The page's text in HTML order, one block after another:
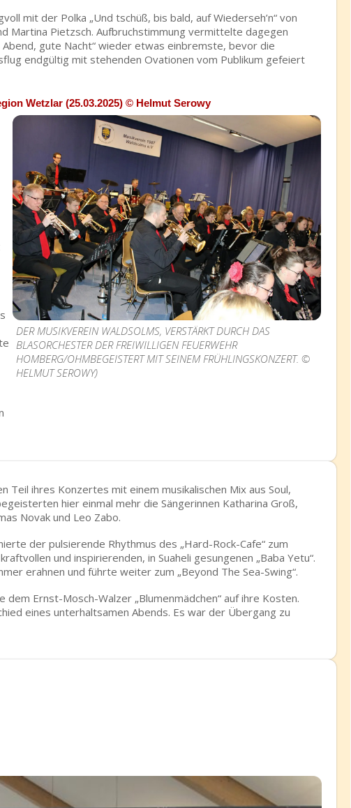
mit der Polka „Und tschüß, bis bald, auf Wiederseh’n“ von
Martina Pietzsch. Aufbruchstimmung vermittelte dagegen
gute Nacht“ wieder etwas einbremste, bevor die
endgültig mit stehenden Ovationen vom Publikum gefeiert
Wetzlar (25.03.2025) © Helmut Serowy
DER MUSIKVEREIN WALDSOLMS, VERSTÄRKT DURCH DAS
BLASORCHESTER DER FREIWILLIGEN FEUERWEHR
HOMBERG/OHMBEGEISTERT MIT SEINEM FRÜHLINGSKONZERT. ©
HELMUT SEROWY)
ihres Konzertes mit einem musikalischen Mix aus Soul,
hier einmal mehr die Sängerinnen Katharina Groß,
Novak und Leo Zabo.
der pulsierende Rhythmus des „Hard-Rock-Cafe“ zum
und inspirierenden, in Suaheli gesungenen „Baba Yetu“.
erahnen und führte weiter zum „Beyond The Sea-Swing“.
dem Ernst-Mosch-Walzer „Blumenmädchen“ auf ihre Kosten.
eines unterhaltsamen Abends. Es war der Übergang zu